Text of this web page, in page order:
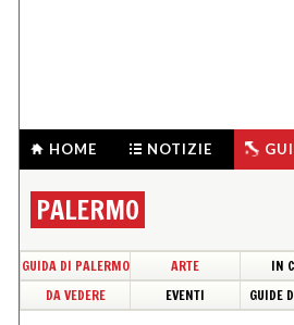
HOME NOTIZIE
PALERMO
GUIDA DI PALERMO ARTE IN
DA VEDERE
EVENTI GUIDE